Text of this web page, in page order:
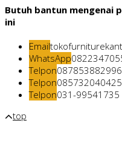
Butuh bantun mengenai
ini
Email
WhatsApp
Telpon087853882996
Telpon085732040425
Telpon031-99541735
top